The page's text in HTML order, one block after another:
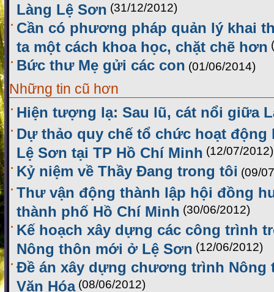
Làng Lệ Sơn (31/12/2012)
Cần có phương pháp quản lý khai
ta một cách khoa học, chặt chẽ hơn
Bức thư Mẹ gửi các con (01/06/2014)
Những tin cũ hơn
Hiện tượng lạ: Sau lũ, cát nổi giữa
Dự thảo quy chế tổ chức hoạt
Lệ Sơn tại TP Hồ Chí Minh (12/07/2012)
Kỷ niệm về Thầy Đang trong tôi (09/
Thư vận động thành lập hội đồng
thành phố Hồ Chí Minh (30/06/2012)
Kế hoạch xây dựng các công trình
Nông thôn mới ở Lệ Sơn (12/06/2012)
Đề án xây dựng chương trình Nông
Văn Hóa (08/06/2012)